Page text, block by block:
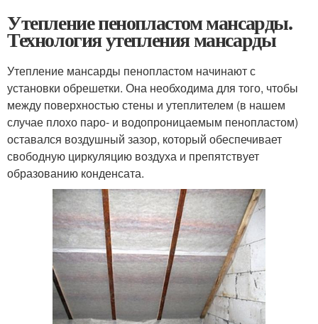
Утепление пенопластом мансарды.
Технология утепления мансарды
Утепление мансарды пенопластом начинают с
установки обрешетки. Она необходима для того, чтобы
между поверхностью стены и утеплителем (в нашем
случае плохо паро- и водопроницаемым пенопластом)
оставался воздушный зазор, который обеспечивает
свободную циркуляцию воздуха и препятствует
образованию конденсата.